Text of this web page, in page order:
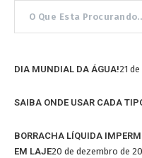
DIA MUNDIAL DA ÁGUA!21
SAIBA ONDE USAR CADA
BORRACHA LÍQUIDA
EM LAJE20 de dezembro de